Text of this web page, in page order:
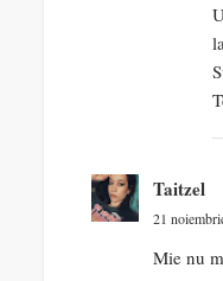
Taitzel
21
Mie nu